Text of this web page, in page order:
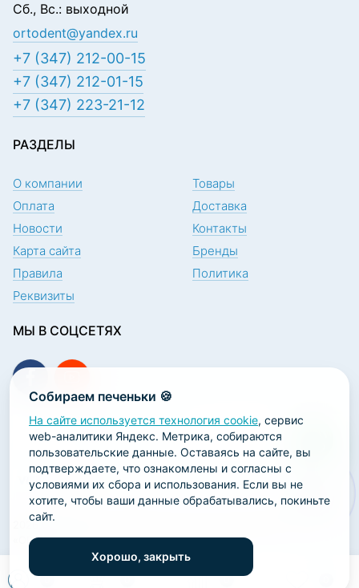
0 0 0
Собираем печеньки 🍪
На сайте используется технология cookie, сервис
web-аналитики Яндекс. Метрика, собираются
пользовательские данные. Оставаясь на сайте, вы
подтверждаете, что ознакомлены и согласны с
условиями их сбора и использования. Если вы не
хотите, чтобы ваши данные обрабатывались, покиньте
сайт.
Хорошо, закрыть
Сб., Вс.: выходной
ortodent@yandex.ru
+7 (347) 212-00-15
+7 (347) 212-01-15
+7 (347) 223-21-12
РАЗДЕЛЫ
О компании
Товары
Оплата
Доставка
Новости
Контакты
Карта сайта
Бренды
Правила
Политика
Реквизиты
МЫ В СОЦСЕТЯХ
ПОДПИСКА НА НОВОСТИ
2026 ООО «Научно-производственная лаборатория
«ОРТОДЕНТ»